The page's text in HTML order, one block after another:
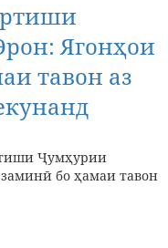
Ягонҳои
тавон аз
Ҷумҳурии
бо ҳамаи тавон